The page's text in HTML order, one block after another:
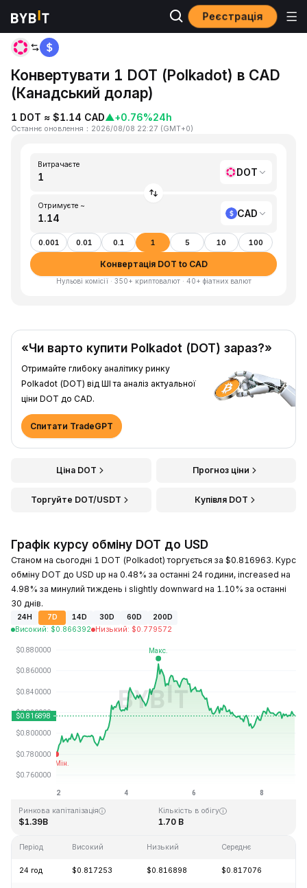
Реєстрація
Головна
Конвертувати 1 DOT (Polkadot) в CAD
(Канадський долар)
1 DOT ≈ $1.14 CAD▲+0.76%24h
Останнє оновлення ： 2026/08/08 22:27 (GMT+0)
Витрачаєте
DOT
Отримуєте ~
CAD
0.001 0.01 0.1 1 5 10 100
Конвертація DOT to CAD
Нульові комісії · 350+ криптовалют · 40+ фіатних валют
«Чи варто купити Polkadot (DOT) зараз?»
Отримайте глибоку аналітику ринку
Polkadot (DOT) від ШІ та аналіз актуальної
ціни DOT до CAD.
Спитати TradeGPT
Ціна DOT Прогноз ціни
Торгуйте DOT/USDT Купівля DOT
Графік курсу обміну DOT до USD
Станом на сьогодні 1 DOT (Polkadot) торгується за $0.816963. Курс
обміну DOT до USD up на 0.48% за останні 24 години, increased на
4.98% за минулий тиждень і slightly downward на 1.10% за останні
30 днів.
24H 7D 14D 30D 60D
200D
Високий: $0.866392 Низький: $0.779572
Останнє оновлення: 2026-08-08, 22:27 GMT+0
Історичний максимум
$0.746764
Ринкова капіталізація
$1.39B
Кількість в обігу
1.70 B
Період Високий Низький Середнє
24 год $0.817253 $0.816898 $0.817076